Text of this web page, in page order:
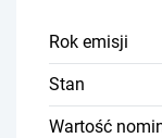
Rok emisji
Stan
Wartość